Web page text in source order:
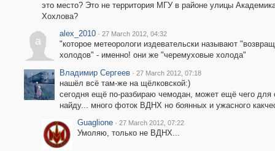
это место? Это не территория МГУ в районе улицы
Хохлова?
a
alex_2010 · 27 March 2012, 04:32
"которое метеорологи издевательски называют
холодов" - именно! они же "черемуховые холода"
Владимир Сергеев · 27 March 2012, 07:18
нашёл всё там-же на щёлковской:)
сегодня ещё по-разбираю чемодан, может ещё чего для
найду... много фоток ВДНХ но боянных и ужасного
Guaglione · 27 March 2012, 07:22
Умоляю, только не ВДНХ...